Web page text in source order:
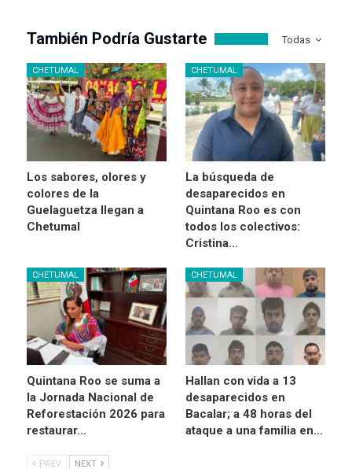
Todas
También Podría Gustarte
CHETUMAL
Los sabores, olores y
colores de la
Guelaguetza llegan a
Chetumal
CHETUMAL
La búsqueda de
desaparecidos en
Quintana Roo es con
todos los colectivos:
Cristina…
CHETUMAL
Quintana Roo se suma a
la Jornada Nacional de
Reforestación 2026 para
restaurar…
CHETUMAL
Hallan con vida a 13
desaparecidos en
Bacalar; a 48 horas del
ataque a una familia en…
PREV NEXT